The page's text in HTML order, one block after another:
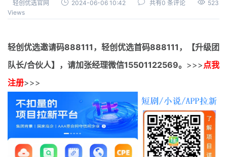
团队长扶持
充场项目报价
无人直播
电商入门
轻创优选官网 2024-06-06 10:42 共有0 条评论
523
Views
轻创优选邀请码888111， 轻创优选首码888111，【升级团
队长/合伙人】，请加张经理微信15501122569。 >>>点我
注册>>>